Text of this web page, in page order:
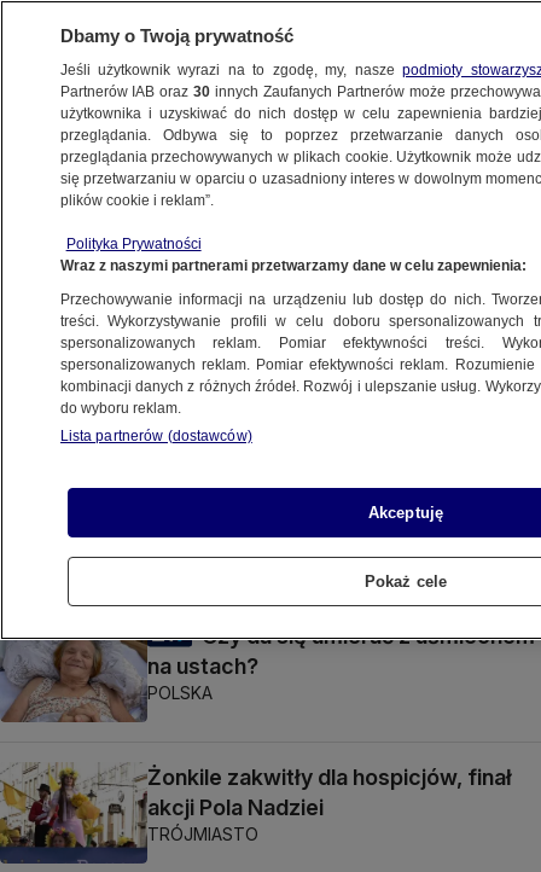
HOSPICJUM
"Pozwoliłam komuś umrzeć"
Joanna Rubin-Sobolewska
Pielęgniarka z hospicjum dawała
pacjentom za duże dawki leków
WROCŁAW
Hospicja domowe pod lupą NIK
Czy da się umierać z uśmiechem
na ustach?
POLSKA
Żonkile zakwitły dla hospicjów, finał
akcji Pola Nadziei
TRÓJMIASTO
Dbamy o Twoją prywatność
Jeśli użytkownik wyrazi na to zgodę, my, naszepodmioty
Partnerów IAB oraz30 innych Zaufanych Partnerów może
użytkownika i uzyskiwać do nich dostęp w celu zapewnienia
przeglądania. Odbywa się to poprzez przetwarzanie danych
przeglądania przechowywanych w plikach cookie. Użytkownik może
się przetwarzaniu w oparciu o uzasadniony interes w dowolnym
plików cookie i reklam”.
Polityka Prywatności
Wraz z naszymi partnerami przetwarzamy dane w celu zapewnienia:
Przechowywanie informacji na urządzeniu lub dostęp do nich.
treści. Wykorzystywanie profili w celu doboru spersonalizowanych
spersonalizowanych reklam. Pomiar efektywności treści.
spersonalizowanych reklam. Pomiar efektywności reklam.
kombinacji danych z różnych źródeł. Rozwój i ulepszanie usług.
do wyboru reklam.
Lista partnerów (dostawców)
Akceptuję
Pokaż cele